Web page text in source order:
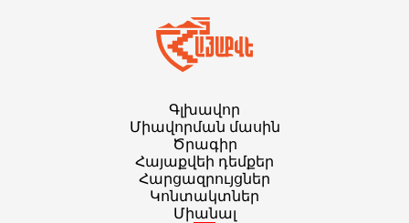
Գլխավոր
Միավորման մասին
Ծրագիր
Հայաքվեի դեմքեր
Հարցազրույցներ
Կոնտակտներ
Միանալ